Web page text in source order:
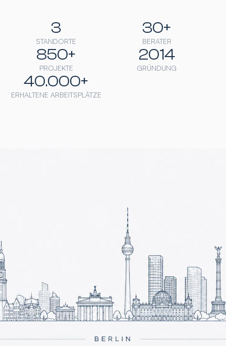
STANDORTE
3
BERATER
30+
PROJEKTE
850+
GRÜNDUNG
2014
ERHALTENE ARBEITSPLÄTZE
40.000+